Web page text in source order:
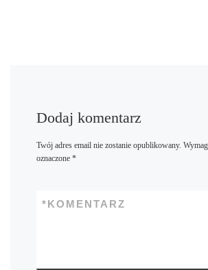
Dodaj komentarz
Twój adres email nie zostanie opublikowany.
oznaczone *
KOMENTARZ
*